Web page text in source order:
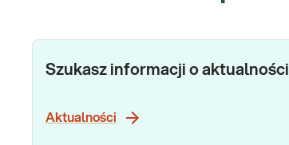
Szukasz informacji o
Aktualności